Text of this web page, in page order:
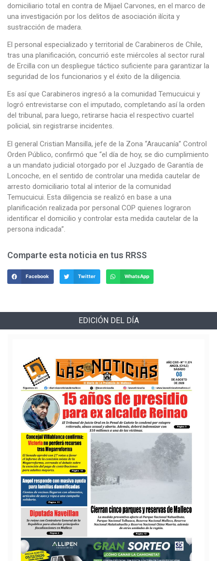
domiciliario total en contra de Mijael Carvones, en el marco de
una investigación por los delitos de asociación ilícita y
sustracción de madera.
El personal especializado y territorial de Carabineros de Chile,
tras una planificación, concurrió este miércoles al sector rural
de Ercilla con un despliegue táctico suficiente para garantizar la
seguridad de los funcionarios y el éxito de la diligencia.
Es así que Carabineros ingresó a la comunidad Temucuicui y
logró entrevistarse con el imputado, completando así la orden
del tribunal, para luego, retirarse hacia el respectivo cuartel
policial, sin registrarse incidentes.
El general Cristian Mansilla, jefe de la Zona “Araucanía” Control
Orden Público, confirmó que “el día de hoy, se dio cumplimiento
a un mandato judicial otorgado por el Juzgado de Garantía de
Loncoche, en el sentido de controlar una medida cautelar de
arresto domiciliario total al interior de la comunidad
Temucuicui. Esta diligencia se realizó en base a una
planificación realizada por personal COP quienes lograron
identificar el domicilio y controlar esta medida cautelar de la
persona indicada”.
Comparte esta noticia en tus RRSS
Facebook Twitter WhatsApp
EDICIÓN DEL DÍA